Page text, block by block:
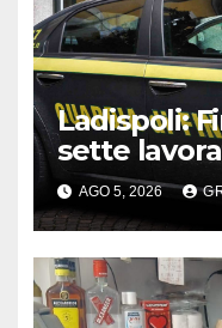
Ladispoli:
sette
AGO 5, 2026